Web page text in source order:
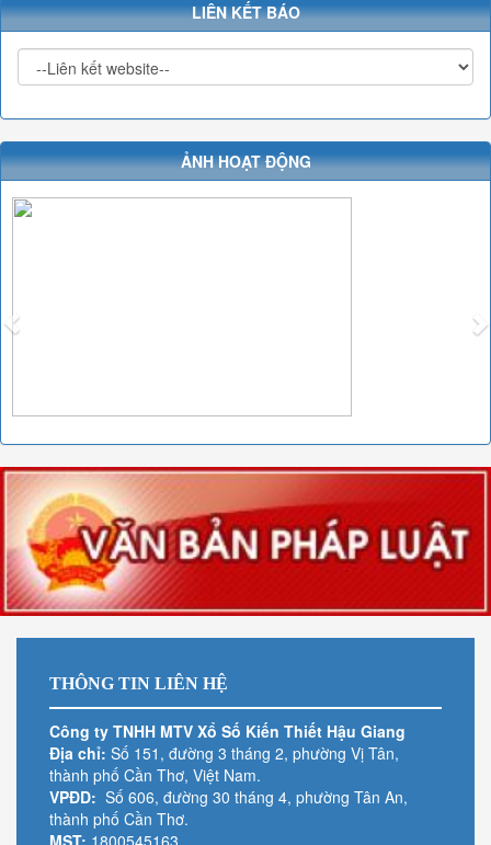
LIÊN KẾT BÁO
ẢNH HOẠT ĐỘNG
THÔNG TIN LIÊN HỆ
Công ty TNHH MTV Xổ Số Kiến Thiết Hậu Giang
Địa chỉ: Số 151, đường 3 tháng 2, phường Vị Tân,
thành phố Cần Thơ, Việt Nam.
VPĐD: Số 606, đường 30 tháng 4, phường Tân An,
thành phố Cần Thơ.